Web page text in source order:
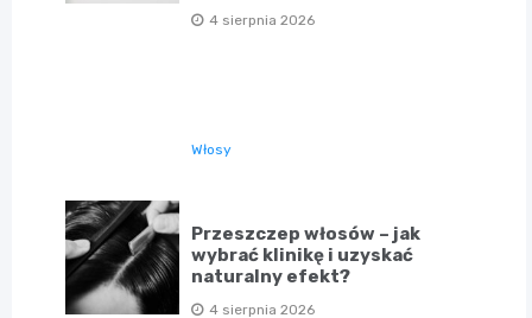
4 sierpnia 2026
Włosy
Przeszczep włosów – jak
wybrać klinikę i uzyskać
naturalny efekt?
4 sierpnia 2026